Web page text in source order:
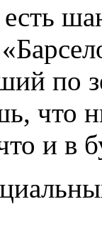
по
что
и в